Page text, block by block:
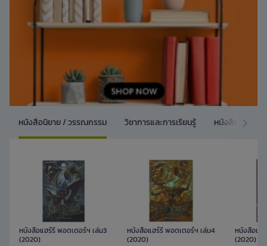
หนังสือนิยาย / วรรณกรรม วิชาการและการเรียนรู้ หนังสือการ์ตูน/
หนังสือแฮร์รี่ พอตเตอร์ฯ เล่ม3
(2020)
หนังสือแฮร์รี่ พอตเตอร์ฯ เล่ม4
(2020)
หนังสือแฮ
(2020)